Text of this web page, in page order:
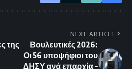
της
NEXT ARTICLE
Βουλευτικές 2026:
Οι 56 υποψήφιοι του
ΔΗΣΥ ανά επαρχία –